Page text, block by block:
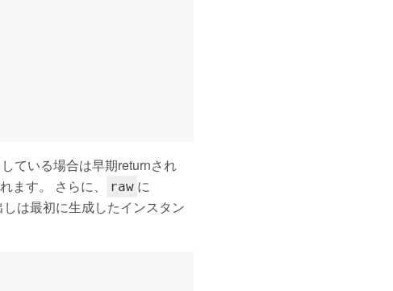
ている場合は早期returnされ
ます。 さらに、 raw に
は最初に生成したインスタン